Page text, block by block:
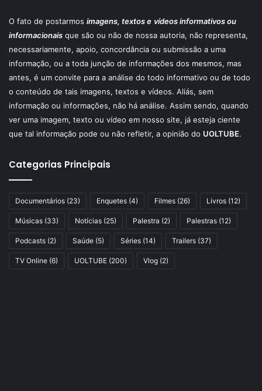
O fato de postarmos imagens, textos e vídeos informativos ou
informacionais que são ou não de nossa autoria, não representa,
necessariamente, apoio, concordância ou submissão a uma
informação, ou a toda junção de informações dos mesmos, mas
antes, é um convite para a análise do todo informativo ou de todo
o conteúdo de tais imagens, textos e vídeos. Aliás, sem
informação ou informações, não há análise. Assim sendo, quando
ver uma imagem, texto ou vídeo em nosso site, já esteja ciente
que tal informação pode ou não refletir, a opinião do UOLTUBE.
Categorias Principais
Documentários (23) Enquetes (4) Filmes (26) Livros (12)
Músicas (33) Notícias (25) Palestra (2) Palestras (12)
Podcasts (2) Saúde (5) Séries (14) Trailers (37)
TV Online (6) UOLTUBE (200) Vlog (2)